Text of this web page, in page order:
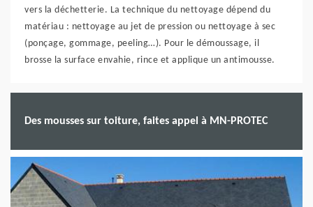
vers la déchetterie. La technique du nettoyage dépend du
matériau : nettoyage au jet de pression ou nettoyage à sec
(ponçage, gommage, peeling…). Pour le démoussage, il
brosse la surface envahie, rince et applique un antimousse.
Des mousses sur toiture, faites appel à MN-PROTEC